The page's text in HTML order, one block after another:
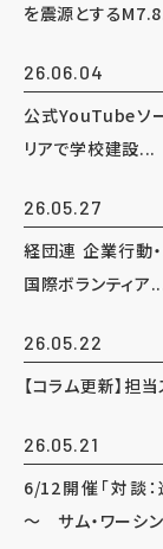
を震源とする
26.06.04
公式YouTubeソ
リアで学校建設...
26.05.27
経団連 企業行動
国際ボランティア
26.05.22
【コラム更新】担
26.05.21
6/12開催「対談
～ サム・ワーシ